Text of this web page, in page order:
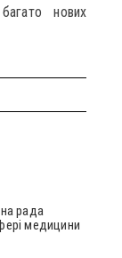
нових
рада
медицини